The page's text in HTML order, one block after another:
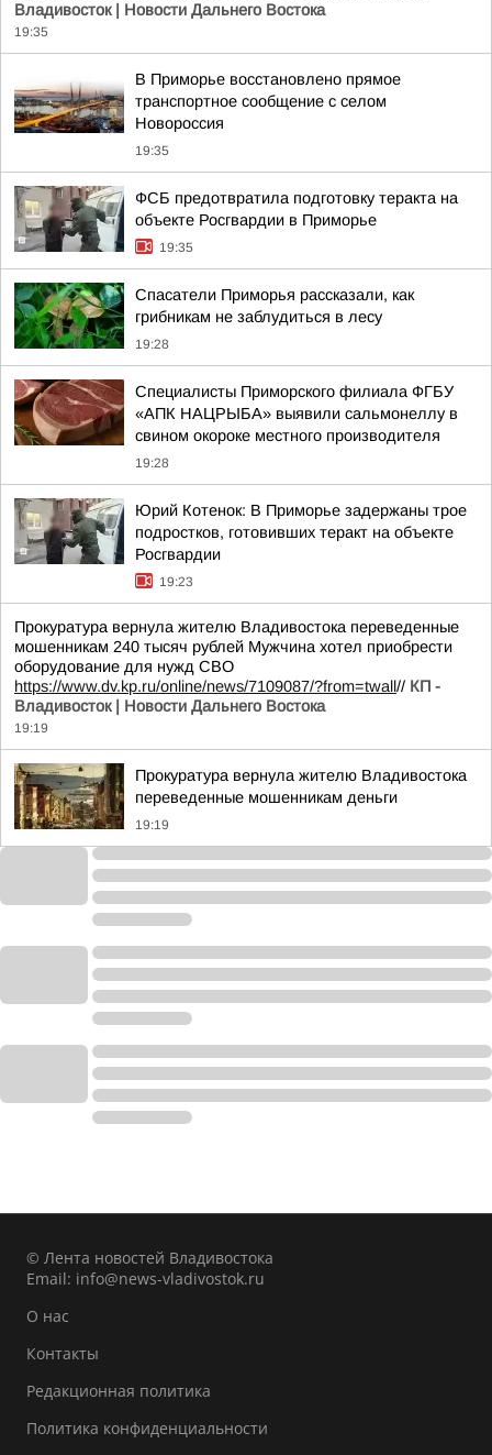
Владивосток | Новости Дальнего Востока
19:35
В Приморье восстановлено прямое
транспортное сообщение с селом
Новороссия
19:35
ФСБ предотвратила подготовку теракта на
объекте Росгвардии в Приморье
19:35
Спасатели Приморья рассказали, как
грибникам не заблудиться в лесу
19:28
Специалисты Приморского филиала ФГБУ
«АПК НАЦРЫБА» выявили сальмонеллу в
свином окороке местного производителя
19:28
Юрий Котенок: В Приморье задержаны трое
подростков, готовивших теракт на объекте
Росгвардии
19:23
Прокуратура вернула жителю Владивостока переведенные
мошенникам 240 тысяч рублей Мужчина хотел приобрести
оборудование для нужд СВО
https://www.dv.kp.ru/online/news/7109087/?from=twall// КП -
Владивосток | Новости Дальнего Востока
19:19
Прокуратура вернула жителю Владивостока
переведенные мошенникам деньги
19:19
© Лента новостей Владивостока
Email: info@news-vladivostok.ru
О нас
Контакты
Редакционная политика
Политика конфиденциальности